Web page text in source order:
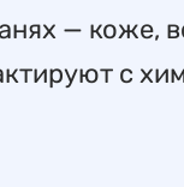
— коже,
с